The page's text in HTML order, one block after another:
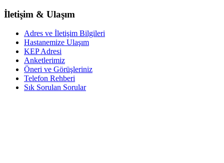
İletişim & Ulaşım
Adres ve İletişim Bilgileri
Hastanemize Ulaşım
KEP Adresi
Anketlerimiz
Öneri ve Görüşleriniz
Telefon Rehberi
Sık Sorulan Sorular